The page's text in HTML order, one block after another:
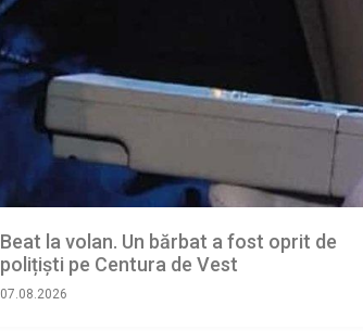
Beat la volan. Un bărbat a fost oprit de
polițiști pe Centura de Vest
07.08.2026